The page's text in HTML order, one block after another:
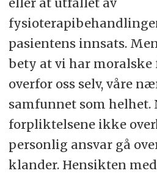
pasientens innsats.
bety at vi har
overfor oss selv, våre
samfunnet som helhet.
forpliktelsene ikke
personlig ansvar gå
klander. Hensikten